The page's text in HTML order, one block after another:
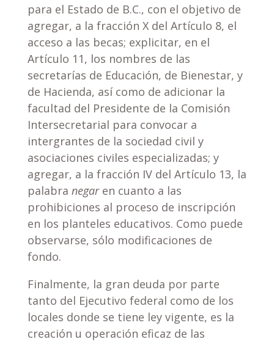
para el Estado de B.C., con el objetivo de
agregar, a la fracción X del Artículo 8, el
acceso a las becas; explicitar, en el
Artículo 11, los nombres de las
secretarías de Educación, de Bienestar, y
de Hacienda, así como de adicionar la
facultad del Presidente de la Comisión
Intersecretarial para convocar a
intergrantes de la sociedad civil y
asociaciones civiles especializadas; y
agregar, a la fracción IV del Artículo 13, la
palabra negaren cuanto a las
prohibiciones al proceso de inscripción
en los planteles educativos. Como puede
observarse, sólo modificaciones de
fondo.
Finalmente, la gran deuda por parte
tanto del Ejecutivo federal como de los
locales donde se tiene ley vigente, es la
creación u operación eficaz de las